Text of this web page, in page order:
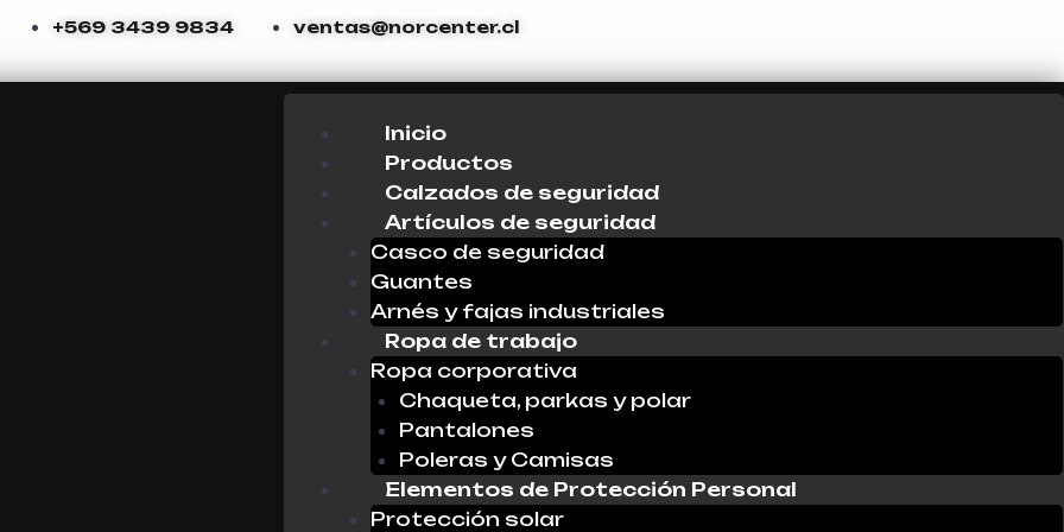
+569 3439 9834 ventas@norcenter.cl
Inicio
Productos
Calzados de seguridad
Artículos de seguridad
Casco de seguridad
Guantes
Arnés y fajas industriales
Ropa de trabajo
Ropa corporativa
Chaqueta, parkas y polar
Pantalones
Poleras y Camisas
Elementos de Protección Personal
Protección solar